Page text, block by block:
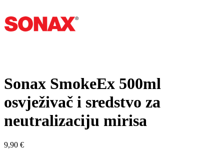
Sonax SmokeEx 500ml
osvježivač i sredstvo za
neutralizaciju mirisa
9,90 €